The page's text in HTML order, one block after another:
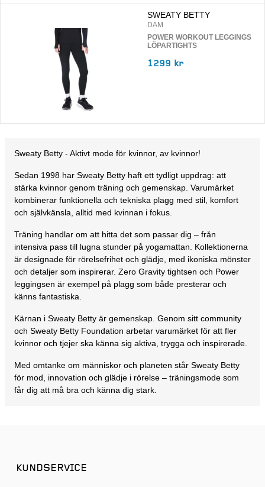
SWEATY BETTY
DAM
POWER WORKOUT LEGGINGS
LÖPARTIGHTS
1299 kr
Sweaty Betty - Aktivt mode för kvinnor, av kvinnor!
Sedan 1998 har Sweaty Betty haft ett tydligt uppdrag: att
stärka kvinnor genom träning och gemenskap. Varumärket
kombinerar funktionella och tekniska plagg med stil, komfort
och självkänsla, alltid med kvinnan i fokus.
Träning handlar om att hitta det som passar dig – från
intensiva pass till lugna stunder på yogamattan. Kollektionerna
är designade för rörelsefrihet och glädje, med ikoniska mönster
och detaljer som inspirerar. Zero Gravity tightsen och Power
leggingsen är exempel på plagg som både presterar och
känns fantastiska.
Kärnan i Sweaty Betty är gemenskap. Genom sitt community
och Sweaty Betty Foundation arbetar varumärket för att fler
kvinnor och tjejer ska känna sig aktiva, trygga och inspirerade.
Med omtanke om människor och planeten står Sweaty Betty
för mod, innovation och glädje i rörelse – träningsmode som
får dig att må bra och känna dig stark.
KUNDSERVICE